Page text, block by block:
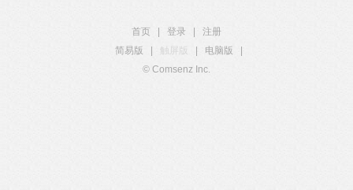
首页 登录
注册
简易版
触屏版 电脑版
© Comsenz Inc.